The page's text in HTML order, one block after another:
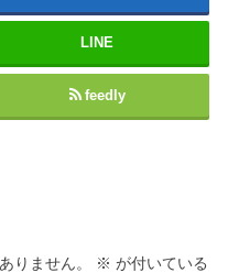
LINE
feedly
りません。 ※ が付いている